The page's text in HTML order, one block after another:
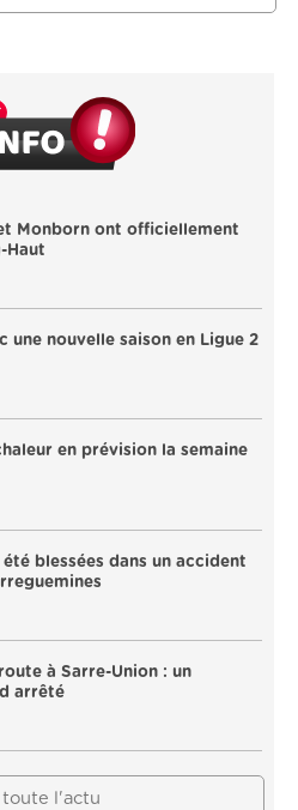
Monborn ont officiellement
Haut
une nouvelle saison en Ligue 2
en prévision la semaine
blessées dans un accident
à Sarre-Union : un
arrêté
toute l'actu